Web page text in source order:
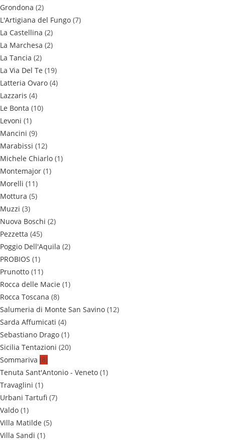
Grondona (2)
L'Artigiana del Fungo (7)
La Castellina (2)
La Marchesa (2)
La Tancia (2)
La Via Del Te (19)
Latteria Ovaro (4)
Lazzaris (4)
Le Bonta (10)
Levoni (1)
Mancini (9)
Marabissi (12)
Michele Chiarlo (1)
Montemajor (1)
Morelli (11)
Mottura (5)
Muzzi (3)
Nuova Boschi (2)
Pezzetta (45)
Poggio Dell'Aquila (2)
PROBIOS (1)
Prunotto (11)
Rocca delle Macie (1)
Rocca Toscana (8)
Salumeria di Monte San Savino (12)
Sarda Affumicati (4)
Sebastiano Drago (1)
Sicilia Tentazioni (20)
Sommariva (8)
Tenuta Sant'Antonio - Veneto (1)
Travaglini (1)
Urbani Tartufi (7)
Valdo (1)
Villa Matilde (5)
Villa Sandi (1)